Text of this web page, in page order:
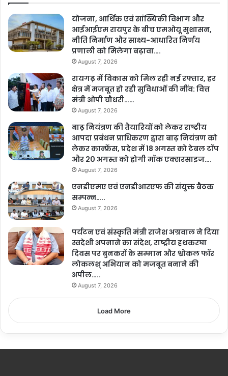
योजना, आर्थिक एवं सांख्यिकी विभाग और
आईआईएम रायपुर के बीच एमओयू सुशासन,
नीति निर्माण और साक्ष्य-आधारित निर्णय
प्रणाली को मिलेगा बढ़ावा….
August 7, 2026
रायगढ़ में विकास को मिल रही नई रफ्तार, हर
क्षेत्र में मजबूत हो रही सुविधाओं की नींव: वित्त
मंत्री ओपी चौधरी……
August 7, 2026
बाढ़ नियंत्रण की तैयारियों को लेकर राष्ट्रीय
आपदा प्रबंधन प्राधिकरण द्वारा बाढ़ नियंत्रण को
लेकर कान्फ्रेंस, प्रदेश में 18 अगस्त को टेबल टॉप
और 20 अगस्त को होगी मॉक एक्सरसाइज….
August 7, 2026
एनडीएमए एवं एनडीआरएफ की संयुक्त बैठक
सम्पन्न…..
August 7, 2026
पर्यटन एवं संस्कृति मंत्री राजेश अग्रवाल ने दिया
स्वदेशी अपनाने का संदेश, राष्ट्रीय हथकरघा
दिवस पर बुनकरों के सम्मान और श्वोकल फॉर
लोकलश् अभियान को मजबूत बनाने की
अपील…..
August 7, 2026
Load More